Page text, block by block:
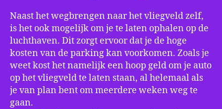
Naast het wegbrengen naar het vliegveld zelf,
is het ook mogelijk om je te laten ophalen op de
luchthaven. Dit zorgt ervoor dat je de hoge
kosten van de parking kan voorkomen. Zoals je
weet kost het namelijk een hoop geld om je auto
op het vliegveld te laten staan, al helemaal als
je van plan bent om meerdere weken weg te
gaan.